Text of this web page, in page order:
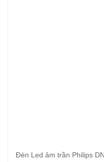
Đèn Led âm trần Philips